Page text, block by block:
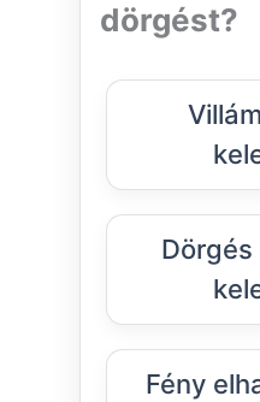
dörgést?
Fény